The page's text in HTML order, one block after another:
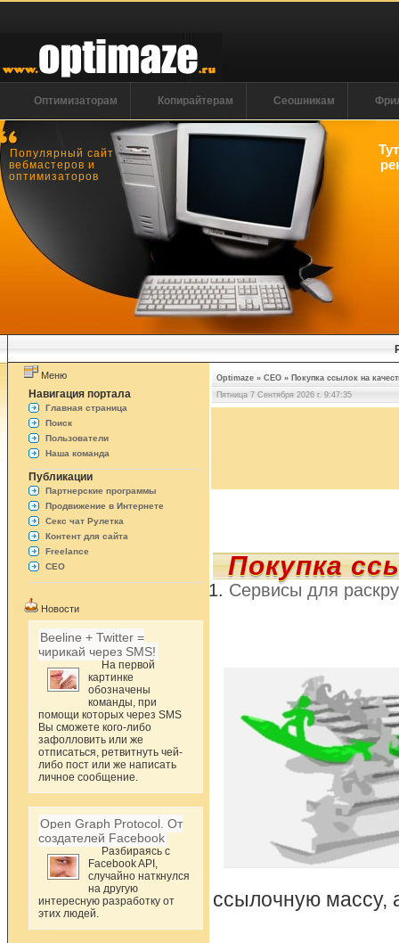
Оптимизаторам Копирайтерам Сеошникам
Популярный сайт
вебмастеров и
оптимизаторов
Меню
Навигация портала
Главная страница
Поиск
Пользователи
Наша команда
Публикации
Партнерские программы
Продвижение в Интернете
Секс чат Рулетка
Контент для сайта
Freelance
СЕО
Новости
Beeline + Twitter =
чирикай через SMS!
На первой
картинке
обозначены
команды, при
помощи которых через SMS
Вы сможете кого-либо
зафолловить или же
отписаться, ретвитнуть чей-
либо пост или же написать
личное сообщение.
Open Graph Protocol. От
создателей Facebook
Разбираясь с
Facebook API,
случайно наткнулся
на другую
интересную разработку от
этих людей.
Optimaze » СЕО » Покупка ссылок на
Пятница 7 Сентября 2026 г. 9:47:36
Покупка
Сервисы для
ссылочную массу,